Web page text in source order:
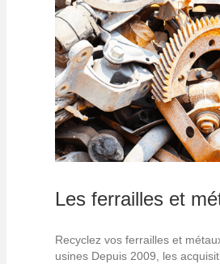
Les ferrailles et
Recyclez vos ferrailles et
usines Depuis 2009, les